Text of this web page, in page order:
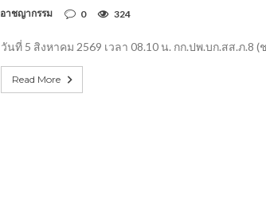
อาชญากรรม 0 324
วันที่ 5 สิงหาคม 2569 เวลา 08.10 น. กก.ปพ.บก.สส.ภ.8 (
Read More